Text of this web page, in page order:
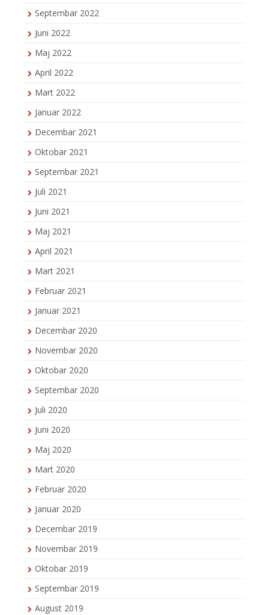
Septembar 2022
Juni 2022
Maj 2022
April 2022
Mart 2022
Januar 2022
Decembar 2021
Oktobar 2021
Septembar 2021
Juli 2021
Juni 2021
Maj 2021
April 2021
Mart 2021
Februar 2021
Januar 2021
Decembar 2020
Novembar 2020
Oktobar 2020
Septembar 2020
Juli 2020
Juni 2020
Maj 2020
Mart 2020
Februar 2020
Januar 2020
Decembar 2019
Novembar 2019
Oktobar 2019
Septembar 2019
August 2019